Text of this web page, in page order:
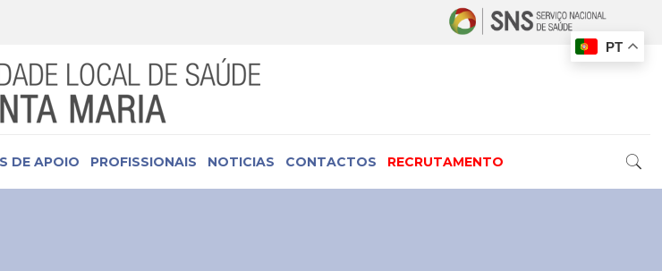
DE APOIO PROFISSIONAIS NOTICIAS CONTACTOS RECRUTAMENTO
PT